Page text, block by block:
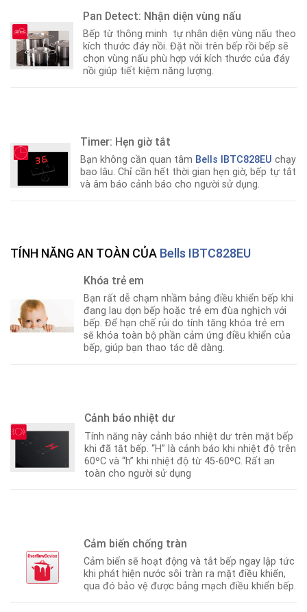
Pan Detect: Nhận diện vùng nấu
Bếp từ thông minh tự nhân diện vùng nấu theo
kích thước đáy nồi. Đặt nồi trên bếp rồi bếp sẽ
chọn vùng nấu phù hợp với kích thước của đáy
nồi giúp tiết kiệm năng lượng.
Timer: Hẹn giờ tắt
Bạn không cần quan tâm Bells IBTC828EUchạy
bao lâu. Chỉ cần hết thời gian hẹn giờ, bếp tự tắt
và âm báo cảnh báo cho người sử dụng.
TÍNH NĂNG AN TOÀN CỦA Bells IBTC828EU
Khóa trẻ em
Bạn rất dễ chạm nhầm bảng điều khiển bếp khi
đang lau dọn bếp hoặc trẻ em đùa nghịch với
bếp. Để hạn chế rủi do tính tăng khóa trẻ em
sẽ khóa toàn bộ phần cảm ứng điều khiển của
bếp, giúp bạn thao tác dễ dàng.
Cảnh báo nhiệt dư
Tính năng này cảnh báo nhiệt dư trên mặt bếp
khi đã tắt bếp. “H” là cảnh báo khi nhiệt độ trên
60ºC và “h” khi nhiệt độ từ 45-60ºC. Rất an
toàn cho người sử dụng
Cảm biến chống tràn
Cảm biến sẽ hoạt động và tắt bếp ngay lập tức
khi phát hiện nước sôi tràn ra mặt điều khiển,
qua đó bảo vệ được bảng mạch điều khiển bếp.